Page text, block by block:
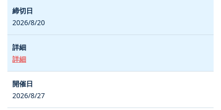
2026/8/20
詳細
2026/8/27